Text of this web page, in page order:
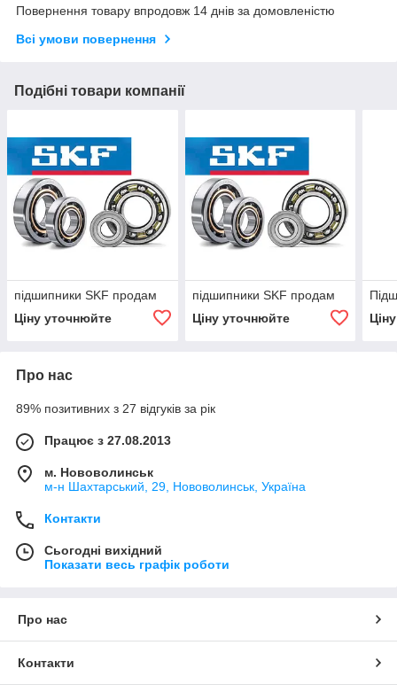
Повернення товару впродовж 14 днів за домовленістю
Всі умови повернення
Подібні товари компанії
підшипники SKF продам
Ціну уточнюйте
підшипники SKF продам
Ціну уточнюйте
Про нас
89% позитивних з 27 відгуків за рік
Працює з 27.08.2013
м. Нововолинськ
м-н Шахтарський, 29, Нововолинськ, Україна
Контакти
Сьогодні вихідний
Показати весь графік роботи
Про нас
Контакти